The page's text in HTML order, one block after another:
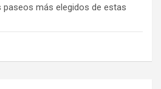
paseos más elegidos de estas